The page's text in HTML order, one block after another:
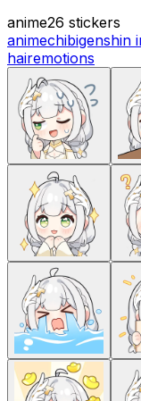
anime26 stickers
animechibigenshin
hairemotions